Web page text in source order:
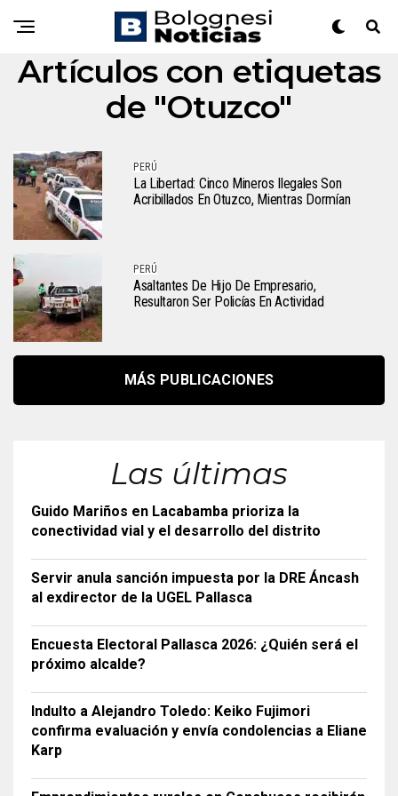
Artículos con etiquetas
de "Otuzco"
PERÚ
La Libertad: Cinco Mineros Ilegales Son
Acribillados En Otuzco, Mientras Dormían
PERÚ
Asaltantes De Hijo De Empresario,
Resultaron Ser Policías En Actividad
MÁS PUBLICACIONES
Las últimas
Guido Mariños en Lacabamba prioriza la
conectividad vial y el desarrollo del distrito
Servir anula sanción impuesta por la DRE Áncash
al exdirector de la UGEL Pallasca
Encuesta Electoral Pallasca 2026: ¿Quién será el
próximo alcalde?
Indulto a Alejandro Toledo: Keiko Fujimori
confirma evaluación y envía condolencias a Eliane
Karp